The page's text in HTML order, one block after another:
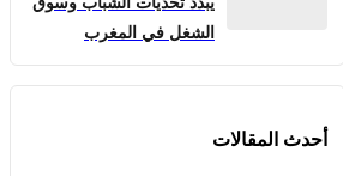
الشغل في المغرب
أحدث المقالات